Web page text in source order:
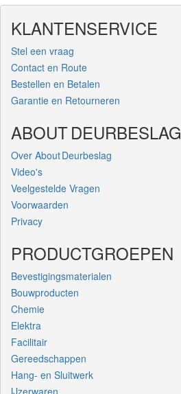
KLANTENSERVICE
Stel een vraag
Contact en Route
Bestellen en Betalen
Garantie en Retourneren
ABOUT DEURBESLAG
Over About Deurbeslag
Video's
Veelgestelde Vragen
Voorwaarden
Privacy
PRODUCTGROEPEN
Bevestigingsmaterialen
Bouwproducten
Chemie
Elektra
Facilitair
Gereedschappen
Hang- en Sluitwerk